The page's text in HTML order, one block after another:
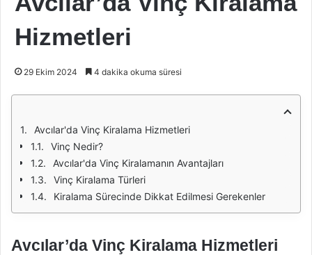
Hizmetleri
29 Ekim 2024 4 dakika okuma süresi
Avcılar'da Vinç Kiralama Hizmetleri
Vinç Nedir?
Avcılar'da Vinç Kiralamanın Avantajları
Vinç Kiralama Türleri
Kiralama Sürecinde Dikkat Edilmesi Gerekenler
Avcılar’da Vinç Kiralama Hizmetleri